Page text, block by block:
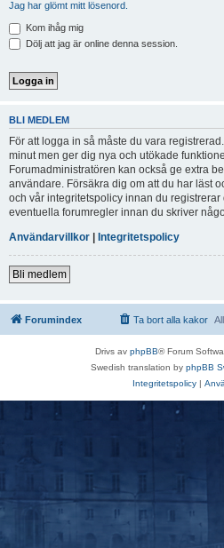
Jag har glömt mitt lösenord.
Kom ihåg mig
Dölj att jag är online denna session.
BLI MEDLEM
För att logga in så måste du vara
minut men ger dig nya och utökade
Forumadministratören kan också ge extra
användare. Försäkra dig om att du har läst
och vår integritetspolicy innan du
eventuella forumregler innan du skriver
Användarvillkor | Integritetspolicy
Bli medlem
Forumindex Ta bort alla kakor
Drivs av phpBB® Forum
Swedish translation by phpBB
Integritetspolicy|